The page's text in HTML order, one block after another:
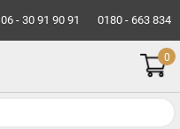
06 - 30 91 90 91 0180 - 663 834
0